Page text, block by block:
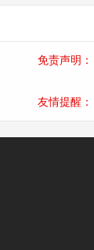
免责声明：
友情提醒：